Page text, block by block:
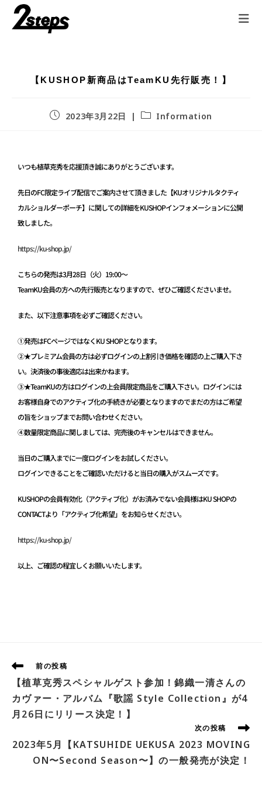
【KUSHOP新商品はTeamKU先行販売！】
2023年3月22日 Information
いつも植草克秀を応援頂き誠にありがとうございます。
先日のFC限定ライブ配信でご案内させて頂きました【KUオリジナルタクティ
カルショルダーポーチ】に関しての詳細をKUSHOPインフォメーションに公開
致しました。
https://ku-shop.jp/
こちらの発売は3月28日（火）19:00～
TeamKU会員の方への先行販売となりますので、ぜひご確認くださいませ。
また、以下注意事項を必ずご確認ください。
①発売はFCページではなくKU SHOPとなります。
②★プレミアム会員の方は必ずログインの上割引き価格を確認の上ご購入下さ
い。決済後の事後適応は出来かねます。
③★TeamKUの方はログインの上会員限定商品をご購入下さい。ログインには
お客様自身でのアクティブ化の手続きが必要となりますのでまだの方はご希望
の旨をショップまでお問い合わせください。
④数量限定商品に関しましては、完売後のキャンセルはできません。
当日のご購入までに一度ログインをお試しください。
ログインできることをご確認いただけると当日の購入がスムーズです。
KUSHOPの会員有効化（アクティブ化）がお済みでない会員様はKU SHOPの
CONTACTより「アクティブ化希望」をお知らせください。
https://ku-shop.jp/
以上、ご確認の程宜しくお願いいたします。
前の投稿
【植草克秀スペシャルゲスト参加！錦織一清さんの
カヴァー・アルバム『歌謡 Style Collection』が4
月26日にリリース決定！】
次の投稿
2023年5月【KATSUHIDE UEKUSA 2023 MOVING
ON〜Second Season〜】の一般発売が決定！